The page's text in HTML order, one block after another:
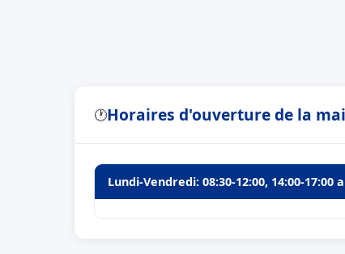
🕐Horaires d'ouverture de la
Lundi-Vendredi: 08:30-12:00, 14:00-17:00